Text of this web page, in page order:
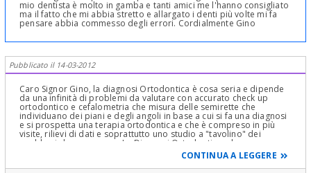
mio dentista è molto in gamba e tanti amici me l'hanno consigliato
ma il fatto che mi abbia stretto e allargato i denti più volte mi fa
pensare abbia commesso degli errori. Cordialmente Gino
Pubblicato il 14-03-2012
Caro Signor Gino, la diagnosi Ortodontica è cosa seria e dipende
da una infinità di problemi da valutare con accurato check up
ortodontico e cefalometria che misura delle semirette che
individuano dei piani e degli angoli in base a cui si fa una diagnosi
e si prospetta una terapia ortodontica e che è compreso in più
visite, rilievi di dati e soprattutto uno studio a "tavolino" dei
problemi da correggere. La Diagnosi Ortodontica e la
progettazione terapeutica sono come una progettazione
matematica di una espressione, di un problema che la cui
soluzione è in una sequenza di espressioni , numeri e dati e
CONTINUA A LEGGERE